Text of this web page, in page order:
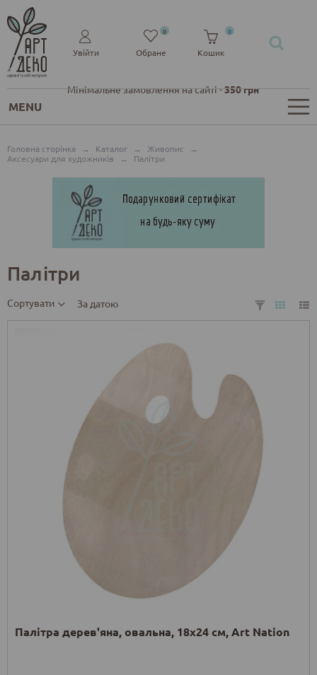
Мінімальне замовлення на сайті -350 грн
Увійти Обране
0
Кошик
0
MENU
Головна сторінка → Каталог → Живопис
→
Аксесуари для художників
→ Палітри
Палітри
Сортувати За датою
Палітра дерев'яна, овальна, 18х24 см, Art Nation